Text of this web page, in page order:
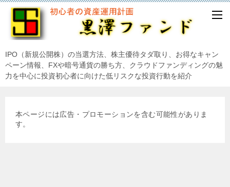
IPO（新規公開株）の当選方法、株主優待タダ取り、お得なキャン
ペーン情報、FXや暗号通貨の勝ち方、クラウドファンディングの魅
力を中心に投資初心者に向けた低リスクな投資行動を紹介
本ページには広告・プロモーションを含む可能性がありま
す。